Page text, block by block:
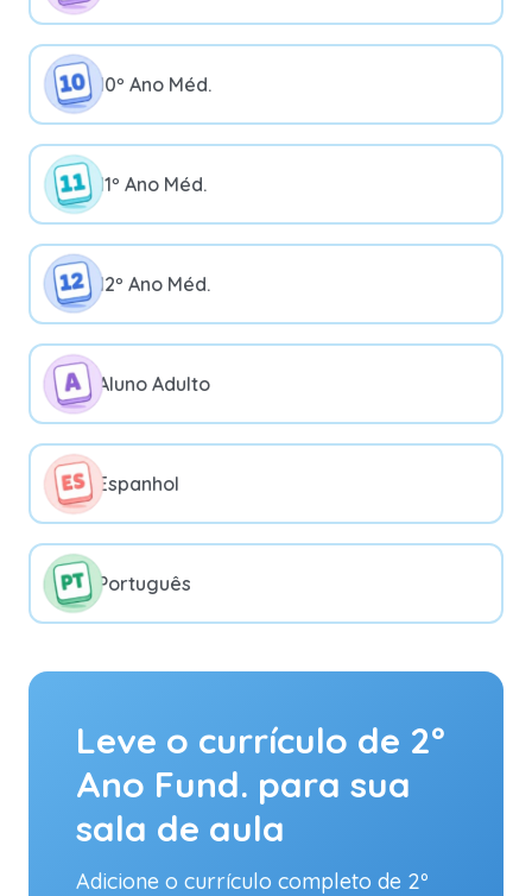
10º Ano Méd.
11º Ano Méd.
12º Ano Méd.
Aluno Adulto
Espanhol
Português
Leve o currículo de 2º
Ano Fund. para sua
sala de aula
Adicione o currículo completo de 2º